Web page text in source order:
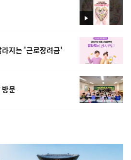
영
상
지는 '근로장려금'
방문